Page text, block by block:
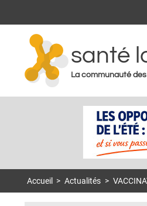
santé
La communauté
Accueil > Actualités >